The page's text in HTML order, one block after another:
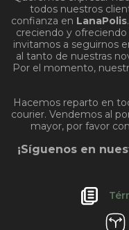
todos nuestros
confianza en LanaPolis
creciendo y
invitamos a seguirnos
al tanto de nuestras
Por el momento,
Hacemos reparto en
courier. Vendemos al
mayor, por favor
¡Síguenos en